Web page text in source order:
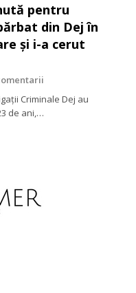
pentru
din Dej în
și i-a cerut
Criminale Dej au
de ani,…